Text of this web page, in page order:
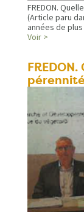
FREDON.
(Article paru
années de
Voir >